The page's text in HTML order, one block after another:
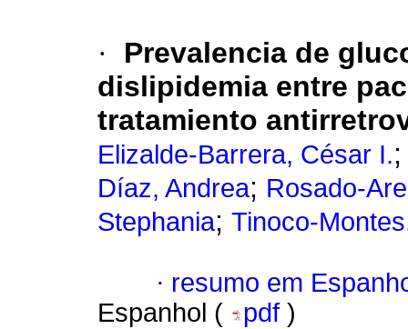
·
Prevalencia de
dislipidemia entre
tratamiento
Elizalde-Barrera, César I.
Díaz, Andrea; Rosado-
Stephania; Tinoco-
· resumo em
Espanhol (
pdf )